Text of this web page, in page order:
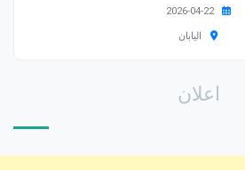
2026-04-22
اليابان
اعلان